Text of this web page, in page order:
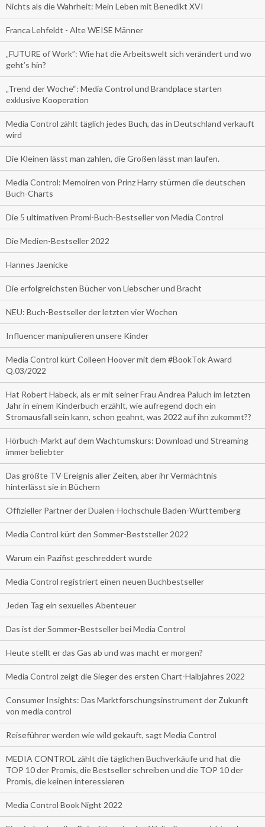
Nichts als die Wahrheit: Mein Leben mit Benedikt XVI
Franca Lehfeldt - Alte WEISE Männer
„FUTURE of Work”: Wie hat die Arbeitswelt sich verändert und wo
geht’s hin?
„Trend der Woche“: Media Control und Brandplace starten
exklusive Kooperation
Media Control zählt täglich jedes Buch, das in Deutschland verkauft
wird
Die Kleinen lässt man zahlen, die Großen lässt man laufen.
Media Control: Memoiren von Prinz Harry stürmen die deutschen
Buch-Charts
Die 5 ultimativen Promi-Buch-Bestseller von Media Control
Die Medien-Bestseller 2022
Hannes Jaenicke
Die erfolgreichsten Bücher von Liebscher und Bracht
NEU: Buch-Bestseller der letzten vier Wochen
Influencer manipulieren unsere Kinder
Media Control kürt Colleen Hoover mit dem #BookTok Award
Q.03/2022
Hat Robert Habeck, als er mit seiner Frau Andrea Paluch im letzten
Jahr in einem Kinderbuch erzählt, wie aufregend doch ein
Stromausfall sein kann, schon geahnt, was 2022 auf ihn zukommt??
Hörbuch-Markt auf dem Wachtumskurs: Download und Streaming
immer beliebter
Das größte TV-Ereignis aller Zeiten, aber ihr Vermächtnis
hinterlässt sie in Büchern
Offizieller Partner der Dualen-Hochschule Baden-Württemberg
Media Control kürt den Sommer-Beststeller 2022
Warum ein Pazifist geschreddert wurde
Media Control registriert einen neuen Buchbestseller
Jeden Tag ein sexuelles Abenteuer
Das ist der Sommer-Bestseller bei Media Control
Heute stellt er das Gas ab und was macht er morgen?
Media Control zeigt die Sieger des ersten Chart-Halbjahres 2022
Consumer Insights: Das Marktforschungsinstrument der Zukunft
von media control
Reiseführer werden wie wild gekauft, sagt Media Control
MEDIA CONTROL zählt die täglichen Buchverkäufe und hat die
TOP 10 der Promis, die Bestseller schreiben und die TOP 10 der
Promis, die keinen interessieren
Media Control Book Night 2022